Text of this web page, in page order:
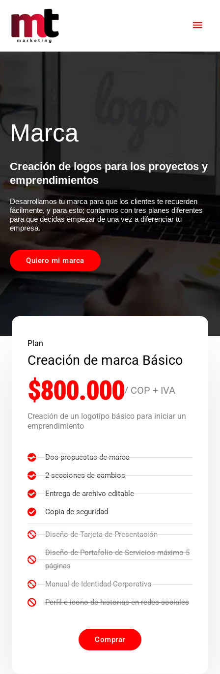
Marca
Creación de logos para los proyectos y
emprendimientos
Desarrollamos tu marca para que los clientes te recuerden
fácilmente, y para esto; contamos con tres planes diferentes
para que decidas empezar de una vez a diferenciar tu
empresa.
Quiero mi marca
Plan
Creación de marca Básico
$800.000/ COP + IVA
Creación de un logotipo básico para iniciar un
emprendimiento
Dos propuestas de marca
2 secciones de cambios
Entrega de archivo editable
Copia de seguridad
Diseño de Tarjeta de Presentación
Diseño de Portafolio de Servicios máximo 5
páginas
Manual de Identidad Corporativa
Perfil e icono de historias en redes sociales
Comprar